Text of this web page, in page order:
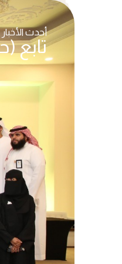
أحدث الأخبار
تابع